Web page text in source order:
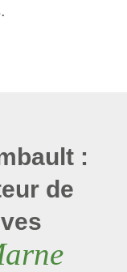
:
de